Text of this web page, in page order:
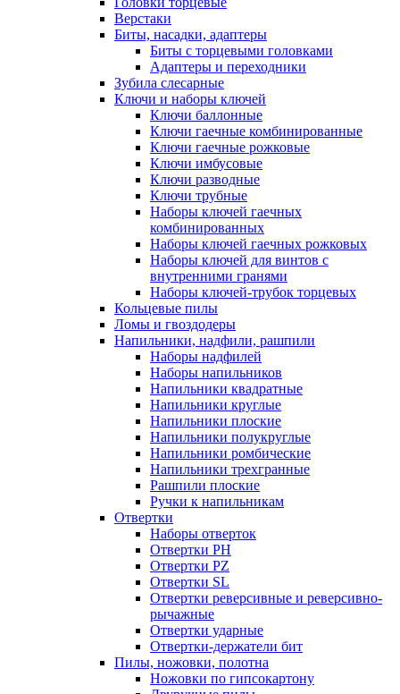
Верстаки
Биты, насадки, адаптеры
Биты с торцевыми головками
Адаптеры и переходники
Зубила слесарные
Ключи и наборы ключей
Ключи баллонные
Ключи гаечные комбинированные
Ключи гаечные рожковые
Ключи имбусовые
Ключи разводные
Ключи трубные
Наборы ключей гаечных
комбинированных
Наборы ключей гаечных рожковых
Наборы ключей для винтов с
внутренними гранями
Наборы ключей-трубок торцевых
Кольцевые пилы
Ломы и гвоздодеры
Напильники, надфили, рашпили
Наборы надфилей
Наборы напильников
Напильники квадратные
Напильники круглые
Напильники плоские
Напильники полукруглые
Напильники ромбические
Напильники трехгранные
Рашпили плоские
Ручки к напильникам
Отвертки
Наборы отверток
Отвертки PH
Отвертки PZ
Отвертки SL
Отвертки реверсивные и реверсивно-
рычажные
Отвертки ударные
Отвертки-держатели бит
Пилы, ножовки, полотна
Ножовки по гипсокартону